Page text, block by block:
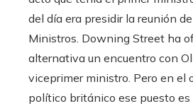
del día era presidir la reunión
Ministros. Downing Street ha
alternativa un encuentro con
viceprimer ministro. Pero en el
político británico ese puesto